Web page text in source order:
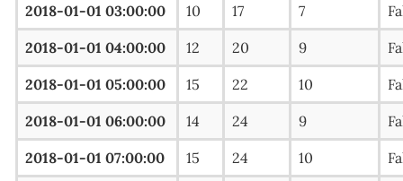
2018-01-01 03:00:00 10 17 7
2018-01-01 04:00:00 12 20 9
2018-01-01 05:00:00 15 22 10
2018-01-01 06:00:00 14 24 9
2018-01-01 07:00:00 15 24 10